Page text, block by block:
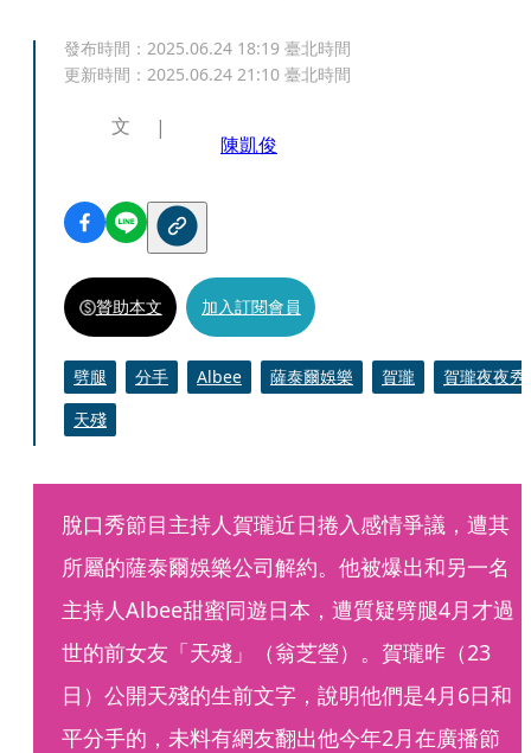
發布時間： 2025.06.24 18:19 臺北時間
更新時間： 2025.06.24 21:10 臺北時間
文
陳凱俊
贊助本文 加入訂閱會員
劈腿 分手 Albee 薩泰爾娛樂 賀瓏
賀瓏夜夜秀
天殘
脫口秀節目主持人賀瓏近日捲入感情爭議，遭其
所屬的薩泰爾娛樂公司解約。他被爆出和另一名
主持人Albee甜蜜同遊日本，遭質疑劈腿4月才過
世的前女友「天殘」（翁芝瑩）。賀瓏昨（23
日）公開天殘的生前文字，說明他們是4月6日和
平分手的，未料有網友翻出他今年2月在廣播節